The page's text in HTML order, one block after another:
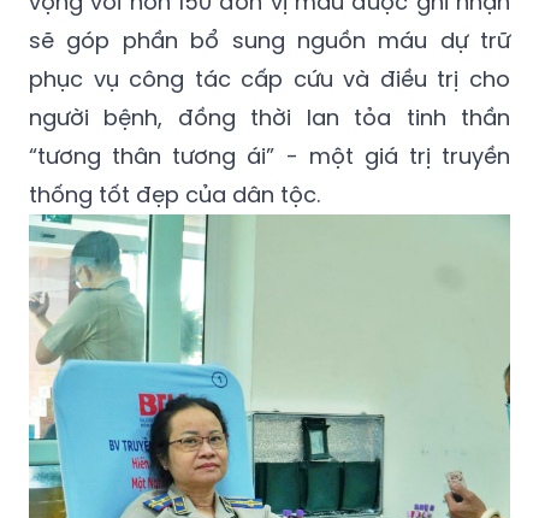
sẽ góp phần bổ sung nguồn máu dự trữ
phục vụ công tác cấp cứu và điều trị cho
người bệnh, đồng thời lan tỏa tinh thần
“tương thân tương ái” - một giá trị truyền
thống tốt đẹp của dân tộc.